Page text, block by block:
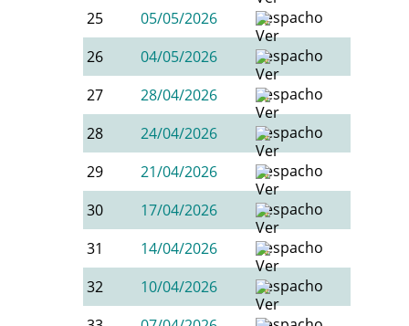
25
05/05/2026
26
04/05/2026
27
28/04/2026
28
24/04/2026
29
21/04/2026
30
17/04/2026
31
14/04/2026
32
10/04/2026